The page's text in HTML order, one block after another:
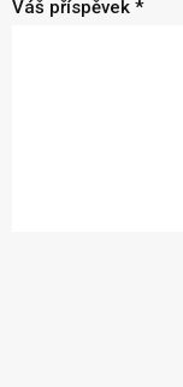
Váš příspěvek *